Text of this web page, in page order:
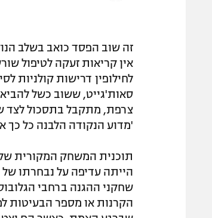
זה שוב הפסד כואב בשלב
אין קריאות זעקה לטיפול
לחילופין דרישות קולניות
סאות'גייט, ששוב כשל
צרפת, מתקבל בתסכול לצד
'מדוע הנקודה הלבנה כל כך
תוכנית המשחק המקורית של
הייתה עדיפה על נבחרתו
שחקני ההגנה ברחבי
הקרנות או מספר הבעיטות